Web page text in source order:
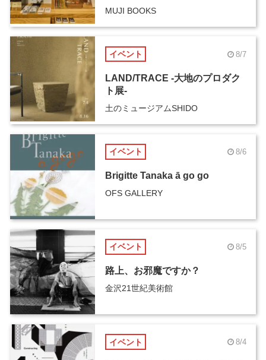
MUJI BOOKS
イベント 8/7
LAND/TRACE -大地のプロダク
ト展-
土のミュージアムSHIDO
イベント 8/6
Brigitte Tanaka ā go go
OFS GALLERY
イベント 8/5
路上、お邪魔ですか？
金沢21世紀美術館
イベント 8/4